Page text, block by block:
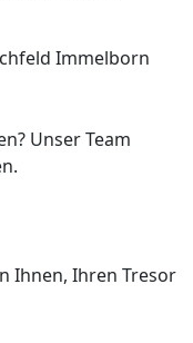
Immelborn
Unser Team
Ihnen, Ihren Tresor